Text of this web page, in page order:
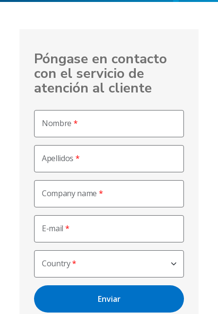
Póngase en contacto
con el servicio de
atención al cliente
Nombre
Apellidos
Company name
E-mail
Country